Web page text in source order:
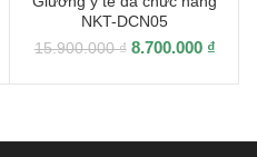
NKT-DCN05
15.900.000₫ 8.700.000 ₫